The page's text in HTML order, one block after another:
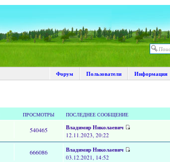
Форум Пользователи Информация
ПРОСМОТРЫ ПОСЛЕДНЕЕ СООБЩЕНИЕ
540465 Владимир Николаевич
12.11.2023, 20:22
666086 Владимир Николаевич
03.12.2021, 14:52